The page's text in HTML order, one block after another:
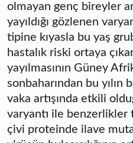
olmayan genç bireyler
yayıldığı gözlenen
tipine kıyasla bu yaş
hastalık riski ortaya
yayılmasının Güney
sonbaharından bu yılın
vaka artışında etkili
varyantı ile benzerlikler
çivi proteinde ilave